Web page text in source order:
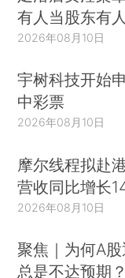
有人当股东有
2026年08月10日
宇树科技开始
中彩票
2026年08月10日
摩尔线程拟赴
营收同比增长
2026年08月10日
聚焦｜为何A
总是不达预期？